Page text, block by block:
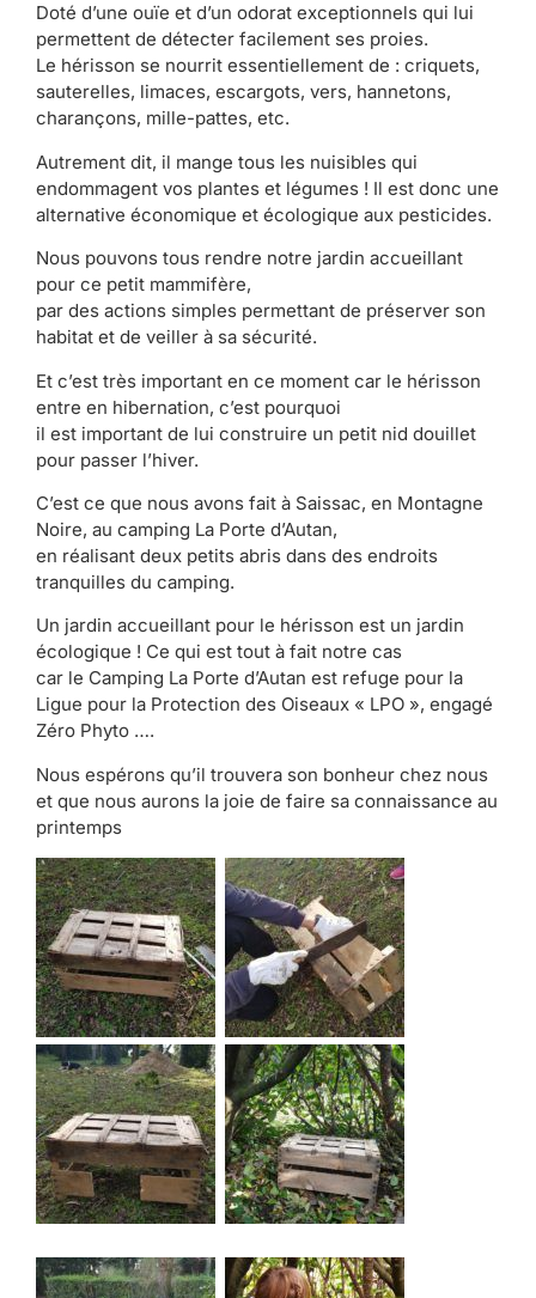
Doté d’une ouïe et d’un odorat exceptionnels qui lui
permettent de détecter facilement ses proies.
Le hérisson se nourrit essentiellement de : criquets,
sauterelles, limaces, escargots, vers, hannetons,
charançons, mille-pattes, etc.
Autrement dit, il mange tous les nuisibles qui
endommagent vos plantes et légumes ! Il est donc une
alternative économique et écologique aux pesticides.
Nous pouvons tous rendre notre jardin accueillant
pour ce petit mammifère,
par des actions simples permettant de préserver son
habitat et de veiller à sa sécurité.
Et c’est très important en ce moment car le hérisson
entre en hibernation, c’est pourquoi
il est important de lui construire un petit nid douillet
pour passer l’hiver.
C’est ce que nous avons fait à Saissac, en Montagne
Noire, au camping La Porte d’Autan,
en réalisant deux petits abris dans des endroits
tranquilles du camping.
Un jardin accueillant pour le hérisson est un jardin
écologique ! Ce qui est tout à fait notre cas
car le Camping La Porte d’Autan est refuge pour la
Ligue pour la Protection des Oiseaux « LPO », engagé
Zéro Phyto ….
Nous espérons qu’il trouvera son bonheur chez nous
et que nous aurons la joie de faire sa connaissance au
printemps